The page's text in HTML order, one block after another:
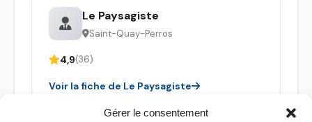
Gérer le consentement
Le Paysagiste
Saint-Quay-Perros
4,9(36)
Voir la fiche de Le Paysagiste